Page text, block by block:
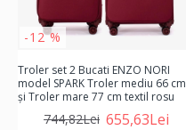
-12 %
Troler set 2 Bucati ENZO NORI
model SPARK Troler mediu 66 cm
şi Troler mare 77 cm textil rosu
655,63Lei
744,82Lei